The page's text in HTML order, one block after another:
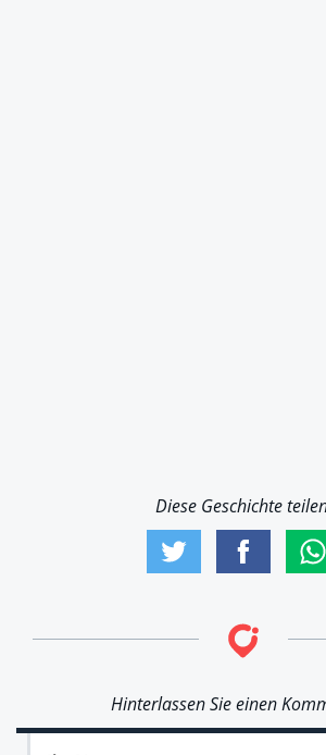
Diese Geschichte
Hinterlassen Sie einen